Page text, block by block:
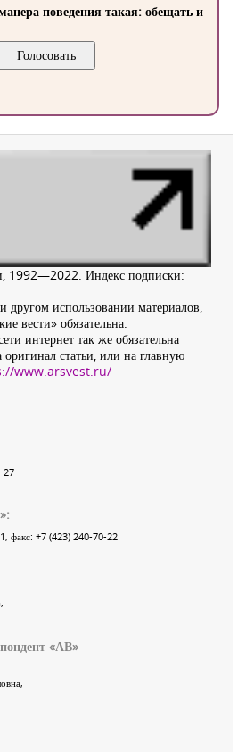
поведения такая: обещать и
1992—2022. Индекс подписки:
другом использовании материалов,
вести» обязательна.
интернет так же обязательна
статьи, или на главную
www.arsvest.ru/
27
»:
, факс: +7 (423) 240-70-22
«АВ»